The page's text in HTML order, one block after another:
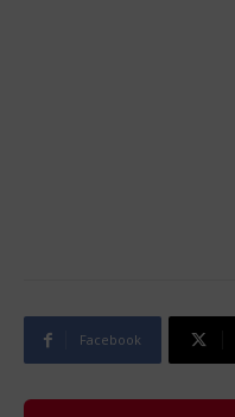
Facebook